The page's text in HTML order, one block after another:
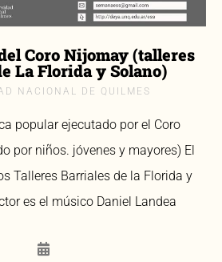
Coro Nijomay (talleres
La Florida y Solano)
NACIONAL DE QUILMES
popular ejecutado por el Coro
por niños. jóvenes y mayores) El
Talleres Barriales de la Florida y
es el músico Daniel Landea